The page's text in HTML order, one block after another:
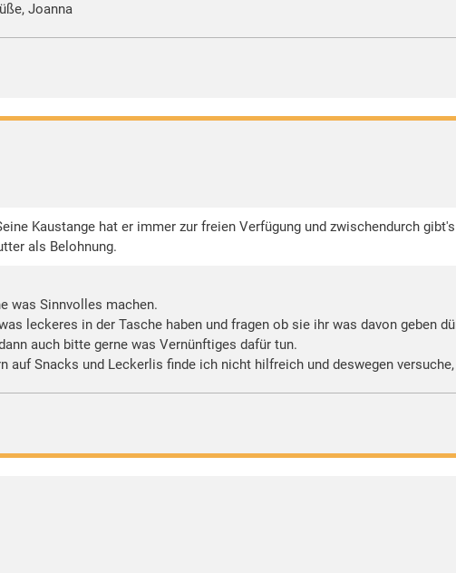
Joanna
Kaustange hat er immer zur freien Verfügung und zwischendurch
als Belohnung.
was Sinnvolles machen.
leckeres in der Tasche haben und fragen ob sie ihr was davon geben
auch bitte gerne was Vernünftiges dafür tun.
auf Snacks und Leckerlis finde ich nicht hilfreich und deswegen